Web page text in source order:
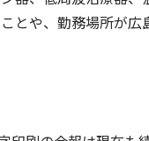
とや、勤務場所が